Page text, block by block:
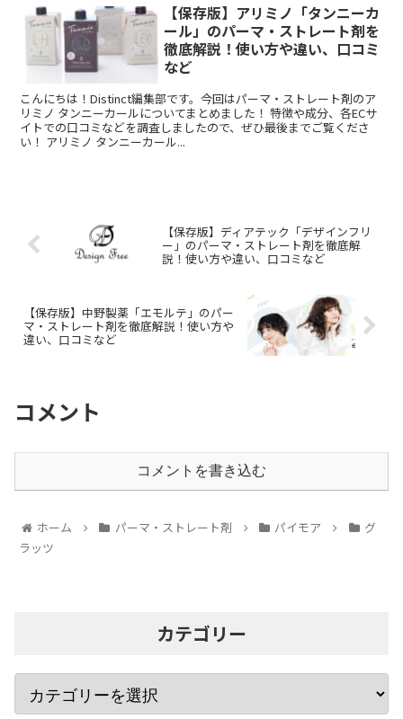
【保存版】アリミノ「タンニーカ
ール」のパーマ・ストレート剤を
徹底解説！使い方や違い、口コミ
など
こんにちは！Distinct編集部です。今回はパーマ・ストレート剤のア
リミノ タンニーカールについてまとめました！ 特徴や成分、各ECサ
イトでの口コミなどを調査しましたので、ぜひ最後までご覧くださ
い！ アリミノ タンニーカール...
【保存版】ディアテック「デザインフリ
ー」のパーマ・ストレート剤を徹底解
説！使い方や違い、口コミなど
【保存版】中野製薬「エモルテ」のパー
マ・ストレート剤を徹底解説！使い方や
違い、口コミなど
コメント
コメントを書き込む
ホーム パーマ・ストレート剤 パイモア
グ
ラッツ
カテゴリー